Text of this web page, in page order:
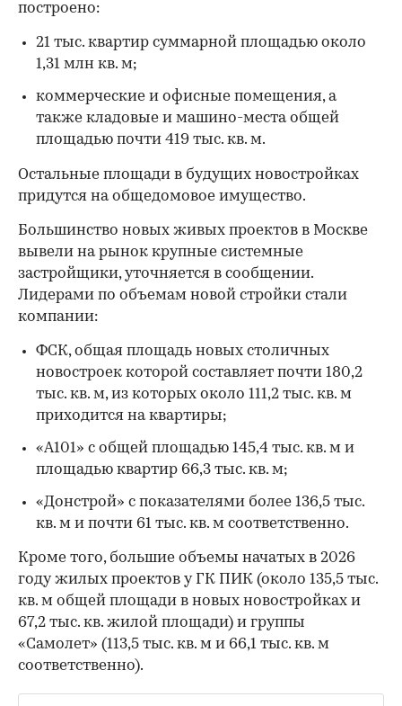
построено:
21 тыс. квартир суммарной площадью около
1,31 млн кв. м;
коммерческие и офисные помещения, а
также кладовые и машино-места общей
площадью почти 419 тыс. кв. м.
00:00 / 00:00
Остальные площади в будущих новостройках
придутся на общедомовое имущество.
Большинство новых живых проектов в Москве
вывели на рынок крупные системные
застройщики, уточняется в сообщении.
Лидерами по объемам новой стройки стали
компании:
ФСК, общая площадь новых столичных
новостроек которой составляет почти 180,2
тыс. кв. м, из которых около 111,2 тыс. кв. м
приходится на квартиры;
«А101» с общей площадью 145,4 тыс. кв. м и
площадью квартир 66,3 тыс. кв. м;
«Донстрой» с показателями более 136,5 тыс.
кв. м и почти 61 тыс. кв. м соответственно.
Кроме того, большие объемы начатых в 2026
году жилых проектов у ГК ПИК (около 135,5 тыс.
кв. м общей площади в новых новостройках и
67,2 тыс. кв. жилой площади) и группы
«Самолет» (113,5 тыс. кв. м и 66,1 тыс. кв. м
соответственно).